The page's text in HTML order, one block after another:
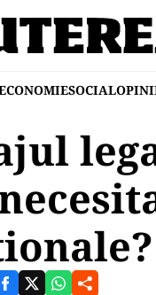
SOCIAL